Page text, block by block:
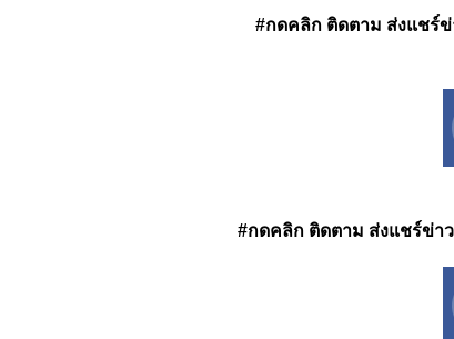
#กดคลิก ติดตาม ส่งแชร์
#กดคลิก ติดตาม ส่งแชร์ข่า